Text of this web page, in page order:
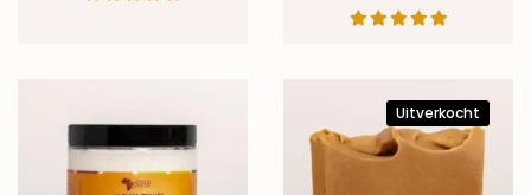
Uitverkocht